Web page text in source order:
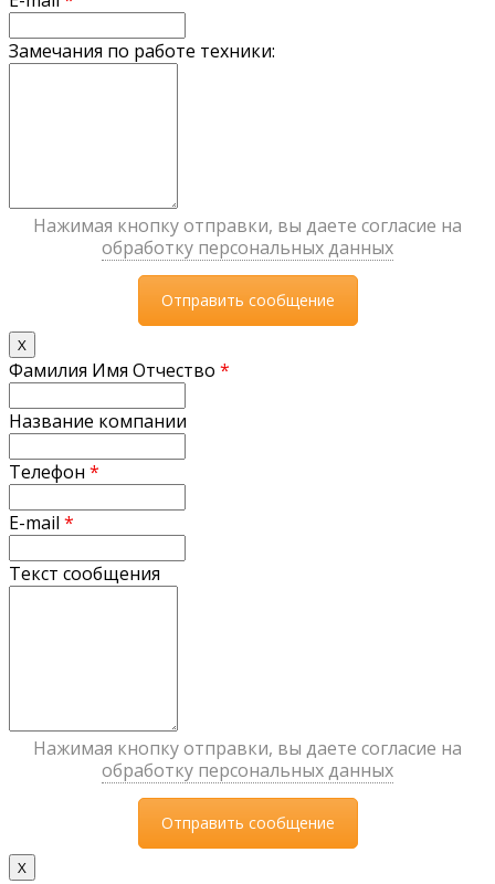
Замечания по работе техники:
Нажимая кнопку отправки, вы даете согласие на
обработку персональных данных
X
Фамилия Имя Отчество *
Название компании
Телефон *
E-mail *
Текст сообщения
Нажимая кнопку отправки, вы даете согласие на
обработку персональных данных
X